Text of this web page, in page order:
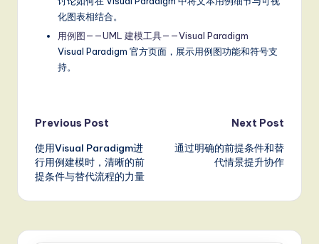
化图表相结合。
用例图——UML 建模工具——Visual Paradigm
Visual Paradigm 官方页面，展示用例图功能和符号支
持。
Post
navigation
Previous Post
使用Visual Paradigm进
行用例建模时，清晰的前
提条件与替代流程的力量
Next Post
通过明确的前提条件和替
代情景提升协作